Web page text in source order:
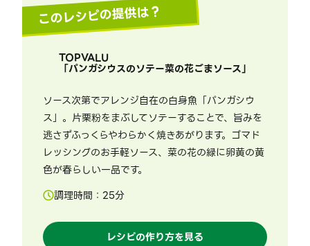
このレシピの提供は？
TOPVALU
「パンガシウスのソテー菜の花ごまソース」
ソース次第でアレンジ自在の白身魚「パンガシウ
ス」。片栗粉をまぶしてソテーすることで、旨みを
逃さずふっくらやわらかく焼きあがります。ゴマド
レッシングのお手軽ソース、菜の花の緑に卵黄の黄
色が春らしい一品です。
調理時間： 25分
レシピの作り方を見る